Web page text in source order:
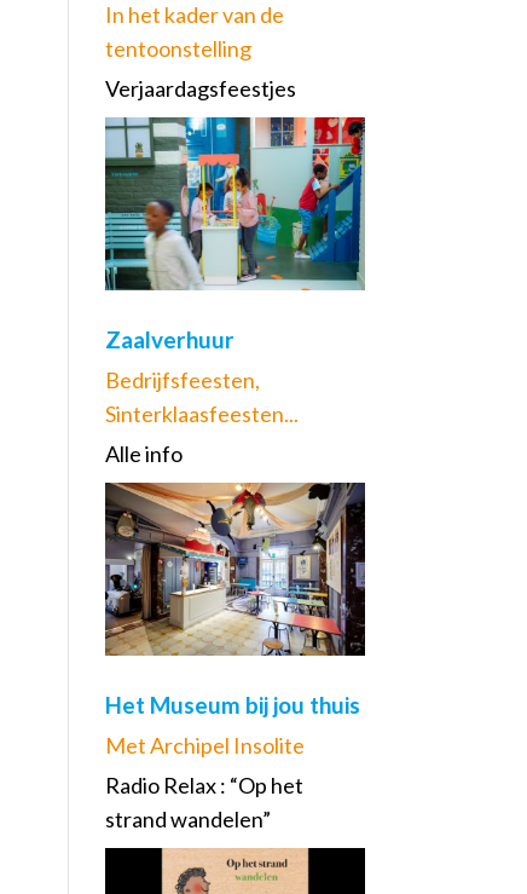
In het kader van de
tentoonstelling
Verjaardagsfeestjes
Zaalverhuur
Bedrijfsfeesten,
Sinterklaasfeesten...
Alle info
Het Museum bij jou thuis
Met Archipel Insolite
Radio Relax : “Op het
strand wandelen”